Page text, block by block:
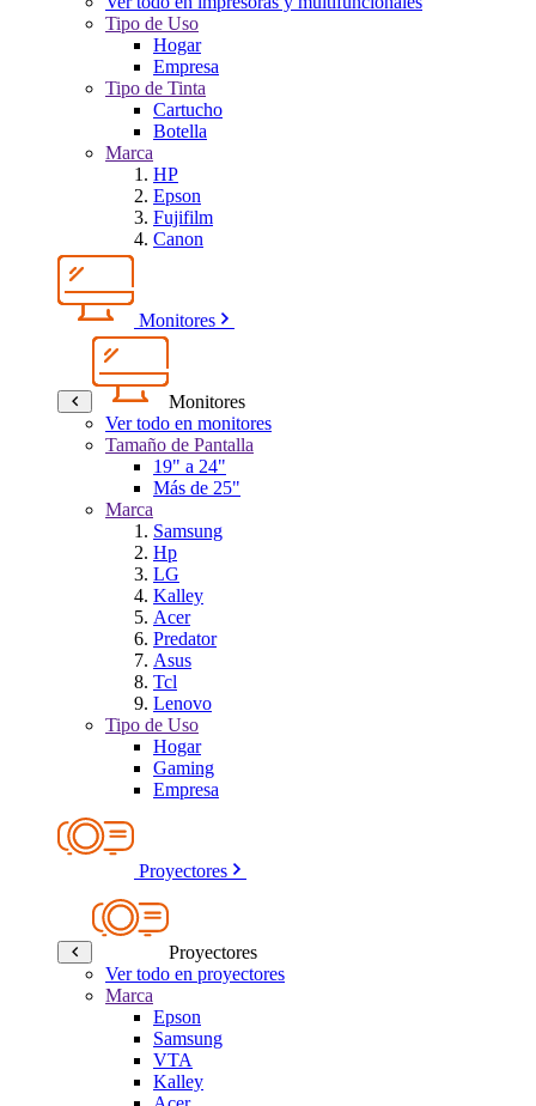
Tipo de Uso
Hogar
Empresa
Tipo de Tinta
Cartucho
Botella
Marca
HP
Epson
Fujifilm
Canon
Monitores
Monitores
Ver todo en monitores
Tamaño de Pantalla
19" a 24"
Más de 25"
Marca
Samsung
Hp
LG
Kalley
Acer
Predator
Asus
Tcl
Lenovo
Tipo de Uso
Hogar
Gaming
Empresa
Proyectores
Proyectores
Ver todo en proyectores
Marca
Epson
Samsung
VTA
Kalley